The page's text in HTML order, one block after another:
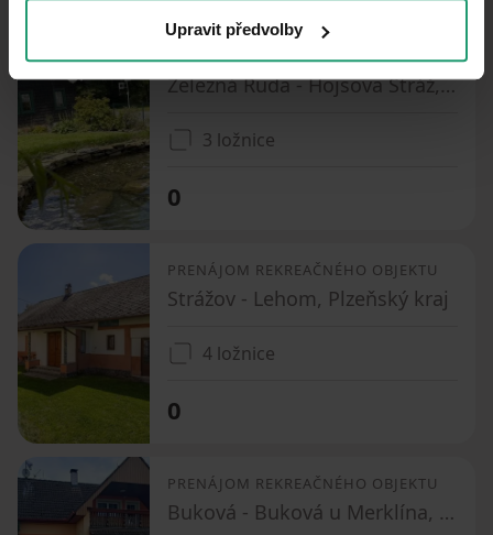
Upravit předvolby
PRENÁJOM REKREAČNÉHO OBJEKTU
Železná Ruda - Hojsova Stráž, Plzeňský kraj
3 ložnice
0
PRENÁJOM REKREAČNÉHO OBJEKTU
Strážov - Lehom, Plzeňský kraj
4 ložnice
0
PRENÁJOM REKREAČNÉHO OBJEKTU
Buková - Buková u Merklína, Plzeňský kraj